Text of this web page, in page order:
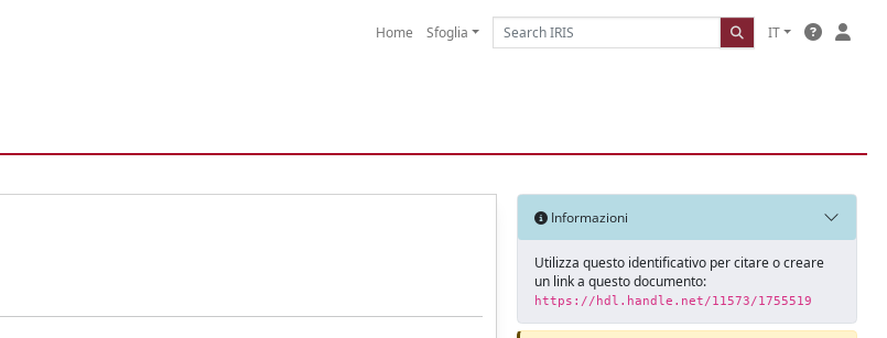
Home Sfoglia IT
Informazioni
Utilizza questo identificativo per citare o creare
un link a questo documento:
https://hdl.handle.net/11573/1755519